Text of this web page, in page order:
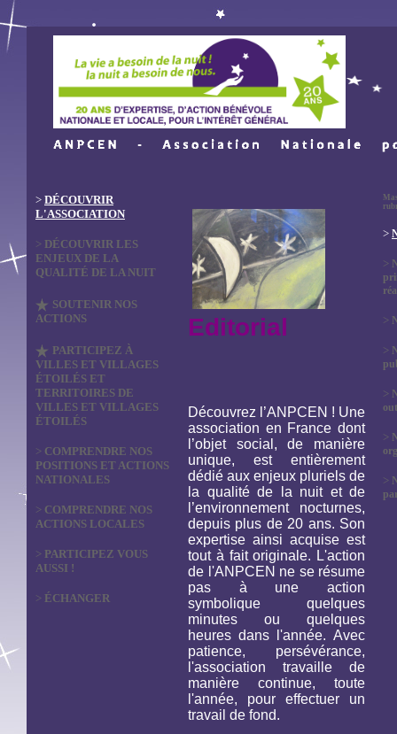
> DÉCOUVRIR
L'ASSOCIATION
> DÉCOUVRIR LES
ENJEUX DE LA
QUALITÉ DE LA NUIT
SOUTENIR NOS
ACTIONS
PARTICIPEZ À
VILLES ET VILLAGES
ÉTOILÉS ET
TERRITOIRES DE
VILLES ET VILLAGES
ÉTOILÉS
> COMPRENDRE NOS
POSITIONS ET ACTIONS
NATIONALES
> COMPRENDRE NOS
ACTIONS LOCALES
> PARTICIPEZ VOUS
AUSSI !
> ÉCHANGER
Editorial
Découvrez l’ANPCEN ! Une
association en France dont
l’objet social, de manière
unique, est entièrement
dédié aux enjeux pluriels de
la qualité de la nuit et de
l’environnement nocturnes,
depuis plus de 20 ans. Son
expertise ainsi acquise est
tout à fait originale. L'action
de l'ANPCEN ne se résume
pas à une action
symbolique quelques
minutes ou quelques
heures dans l'année. Avec
patience, persévérance,
l'association travaille de
manière continue, toute
l'année, pour effectuer un
travail de fond.
>
>
>
>
>
>
>